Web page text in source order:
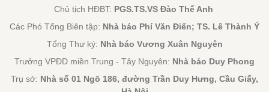
Chủ tịch HĐBT: PGS.TS.VS Đào Thế Anh
Các Phó Tổng Biên tập: Nhà báo Phí Văn Điển; TS. Lê Thành Ý
Tổng Thư ký: Nhà báo Vương Xuân Nguyên
Trưởng VPĐD miền Trung - Tây Nguyên: Nhà báo Duy Phong
Trụ sở: Nhà số 01 Ngõ 186, đường Trần Duy Hưng, Cầu Giấy,